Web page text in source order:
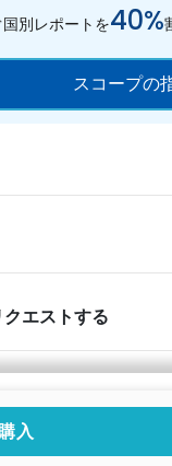
別レポートを40%
スコープの
エストする
入